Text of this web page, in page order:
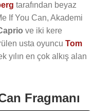
tarafından beyaz
If You Can, Akademi
ve iki kere
usta oyuncu Tom
yılın en çok alkış alan
Fragmanı